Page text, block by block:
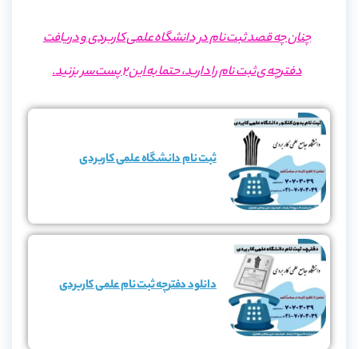
چنان چه قصد ثبت نام در دانشگاه علمی کاربردی و دریافت
دفترچه ی ثبت نام را دارید، حتما به این 2 پست سر بزنید.
ثبت نام دانشگاه علمی کاربردی
دانلود دفترچه ثبت نام علمی کاربردی